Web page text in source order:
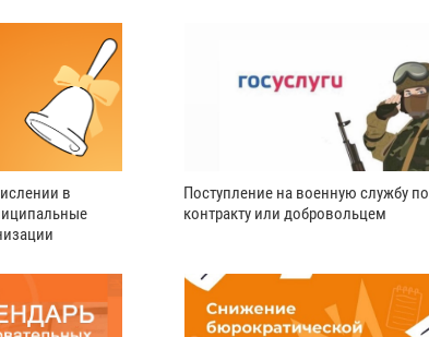
в
Поступление на военную службу по
контракту или добровольцем